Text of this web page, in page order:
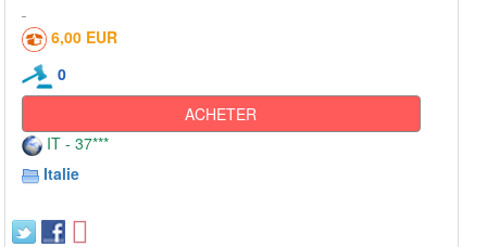
6,00 EUR
0
ACHETER
IT - 37***
Italie